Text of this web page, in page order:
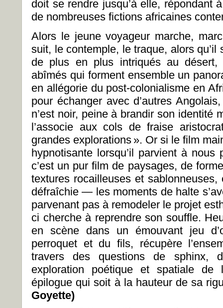
doit se rendre jusqu’à elle, répondant
de nombreuses fictions africaines
Alors le jeune voyageur marche,
suit, le contemple, le traque, alors qu’il
de plus en plus intriqués au désert,
abîmés qui forment ensemble un
en allégorie du post-colonialisme en
pour échanger avec d’autres
n’est noir, peine à brandir son identité
l’associe aux cols de fraise
grandes explorations ». Or si le film
hypnotisante lorsqu’il parvient à
c’est un pur film de paysages, de
textures rocailleuses et
défraîchie — les moments de halte
parvenant pas à remodeler le projet
ci cherche à reprendre son souffle.
en scène dans un émouvant jeu
perroquet et du fils, récupère
travers des questions de sphinx,
exploration poétique et spatiale de
épilogue qui soit à la hauteur de sa
Goyette)